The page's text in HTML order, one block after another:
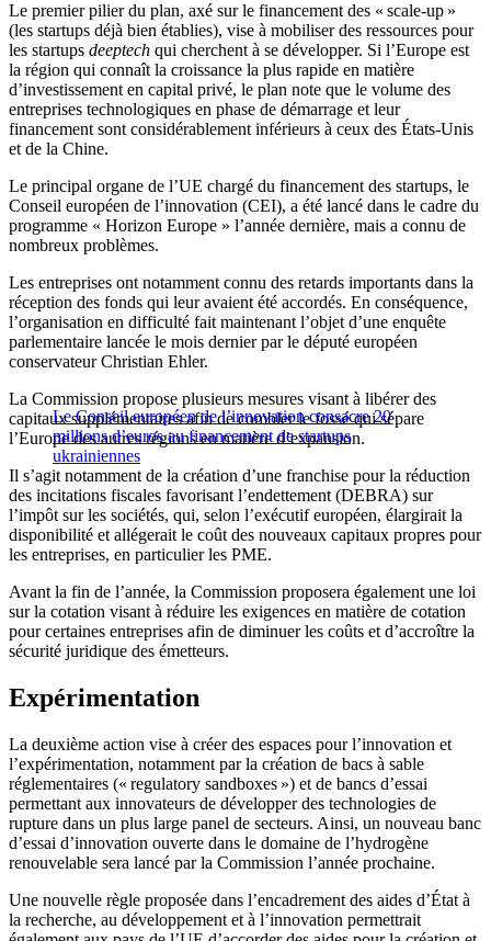
Le premier pilier du plan, axé sur le financement des « scale-up »
(les startups déjà bien établies), vise à mobiliser des ressources pour
les startups deeptech qui cherchent à se développer. Si l’Europe est
la région qui connaît la croissance la plus rapide en matière
d’investissement en capital privé, le plan note que le volume des
entreprises technologiques en phase de démarrage et leur
financement sont considérablement inférieurs à ceux des États-Unis
et de la Chine.
Le principal organe de l’UE chargé du financement des startups, le
Conseil européen de l’innovation (CEI), a été lancé dans le cadre du
programme « Horizon Europe » l’année dernière, mais a connu de
nombreux problèmes.
Les entreprises ont notamment connu des retards importants dans la
réception des fonds qui leur avaient été accordés. En conséquence,
l’organisation en difficulté fait maintenant l’objet d’une enquête
parlementaire lancée le mois dernier par le député européen
conservateur Christian Ehler.
Le Conseil européen de l’innovation consacre 20
millions d’euros au financement de startups
ukrainiennes
La Commission propose plusieurs mesures visant à libérer des
capitaux supplémentaires afin de combler le fossé qui sépare
l’Europe des autres régions en matière d’expansion.
Il s’agit notamment de la création d’une franchise pour la réduction
des incitations fiscales favorisant l’endettement (DEBRA) sur
l’impôt sur les sociétés, qui, selon l’exécutif européen, élargirait la
disponibilité et allégerait le coût des nouveaux capitaux propres pour
les entreprises, en particulier les PME.
Avant la fin de l’année, la Commission proposera également une loi
sur la cotation visant à réduire les exigences en matière de cotation
pour certaines entreprises afin de diminuer les coûts et d’accroître la
sécurité juridique des émetteurs.
Expérimentation
La deuxième action vise à créer des espaces pour l’innovation et
l’expérimentation, notamment par la création de bacs à sable
réglementaires (« regulatory sandboxes ») et de bancs d’essai
permettant aux innovateurs de développer des technologies de
rupture dans un plus large panel de secteurs. Ainsi, un nouveau banc
d’essai d’innovation ouverte dans le domaine de l’hydrogène
renouvelable sera lancé par la Commission l’année prochaine.
Une nouvelle règle proposée dans l’encadrement des aides d’État à
la recherche, au développement et à l’innovation permettrait